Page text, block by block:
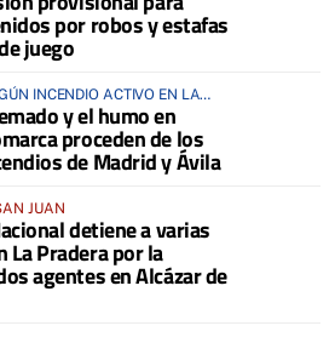
por robos y estafas
juego
INCENDIO ACTIVO EN LA
y el humo en
proceden de los
de Madrid y Ávila
JUAN
detiene a varias
La Pradera por la
agentes en Alcázar de